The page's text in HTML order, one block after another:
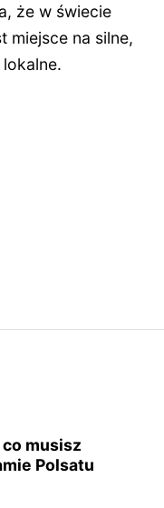
że w świecie
miejsce na silne,
musisz
Polsatu